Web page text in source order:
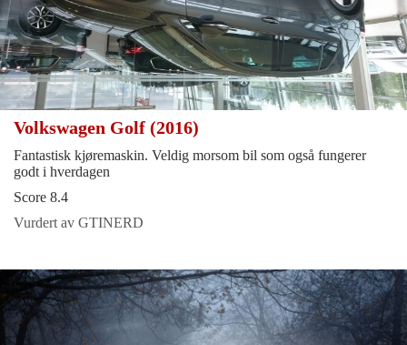
Volkswagen Golf (2016)
Fantastisk kjøremaskin. Veldig morsom bil som også fungerer
godt i hverdagen
Score 8.4
Vurdert av GTINERD